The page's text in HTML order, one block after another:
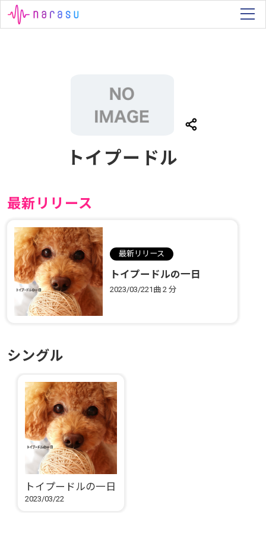
トイプードル
最新リリース
最新リリース
トイプードルの一日
2023/03/221曲2 分
シングル
トイプードルの一日
2023/03/22